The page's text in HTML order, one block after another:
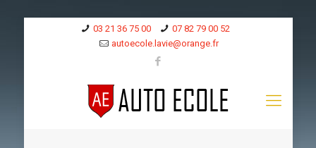
03 21 36 75 00
07 82 79 00 52
autoecole.lavie@orange.fr